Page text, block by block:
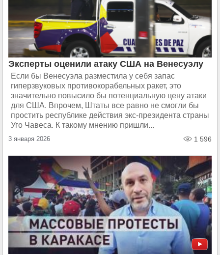
Эксперты оценили атаку США на Венесуэлу
Если бы Венесуэла разместила у себя запас
гиперзвуковых противокорабельных ракет, это
значительно повысило бы потенциальную цену атаки
для США. Впрочем, Штаты все равно не смогли бы
простить республике действия экс-президента страны
Уго Чавеса. К такому мнению пришли...
3 января 2026 1 596